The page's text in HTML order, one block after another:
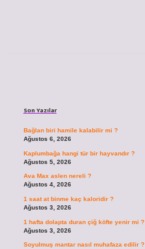
Son Yazılar
Bağlan biri hamile kalabilir mi ?
Ağustos 6, 2026
Kaplumbağa hangi tür bir hayvandır ?
Ağustos 5, 2026
Ava Max aslen nereli ?
Ağustos 4, 2026
1 saat at binme kaç kaloridir ?
Ağustos 3, 2026
1 hafta dolapta duran çiğ köfte yenir mi ?
Ağustos 3, 2026
Soyulmuş mantar nasıl muhafaza edilir ?